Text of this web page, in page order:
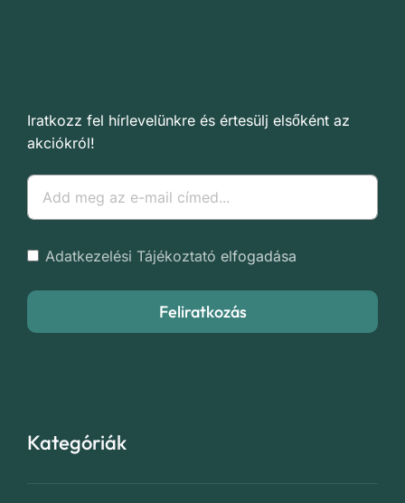
Iratkozz fel hírlevelünkre és értesülj elsőként az
akciókról!
Adatkezelési Tájékoztató elfogadása
Feliratkozás
Kategóriák